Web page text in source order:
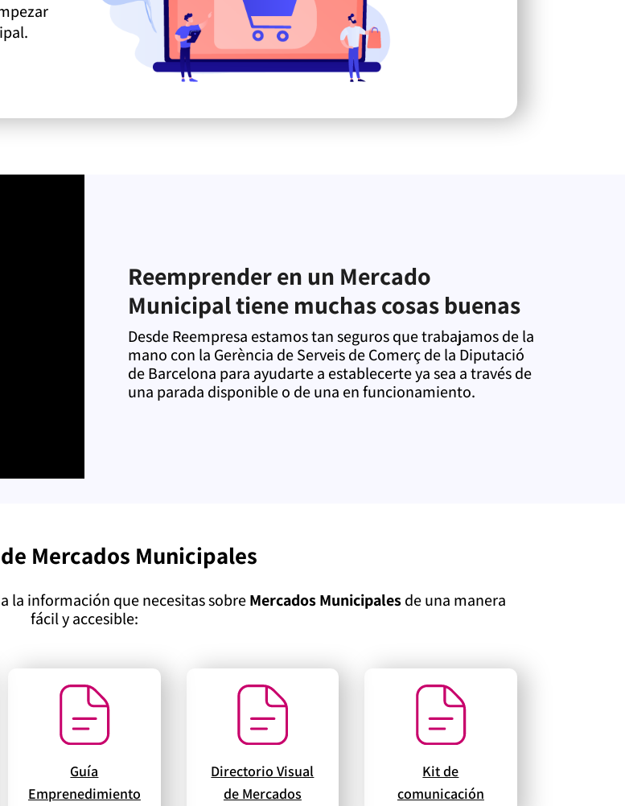
Reemprender en un Mercado
Municipal tiene muchas cosas buenas
Desde Reempresa estamos tan seguros que trabajamos de la
mano con la Gerència de Serveis de Comerç de la Diputació
de Barcelona para ayudarte a establecerte ya sea a través de
una parada disponible o de una en funcionamiento.
Mercados Municipales
la información que necesitas sobreMercados Municipalesde una manera
fácil y accesible:
Guía
Emprenedimiento
Directorio Visual
de Mercados
Kit de
comunicación